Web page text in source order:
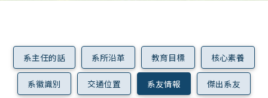
系主任的話 系所沿革 教育目標 核心素養
系徽識別 交通位置 系友情報 傑出系友